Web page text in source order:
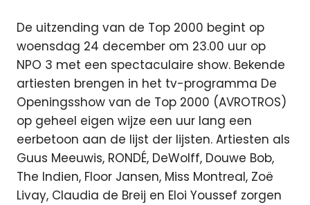
De uitzending van de Top 2000 begint op
woensdag 24 december om 23.00 uur op
NPO 3 met een spectaculaire show. Bekende
artiesten brengen in het tv-programma De
Openingsshow van de Top 2000 (AVROTROS)
op geheel eigen wijze een uur lang een
eerbetoon aan de lijst der lijsten. Artiesten als
Guus Meeuwis, RONDÉ, DeWolff, Douwe Bob,
The Indien, Floor Jansen, Miss Montreal, Zoë
Livay, Claudia de Breij en Eloi Youssef zorgen